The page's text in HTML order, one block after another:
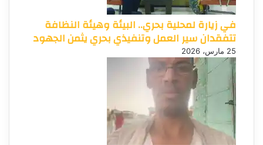
في زيارة لمحلية بحري.. البيئة وهيئة النظافة
تتفقدان سير العمل وتنفيذي بحري يثمن الجهود
25 مارس، 2026